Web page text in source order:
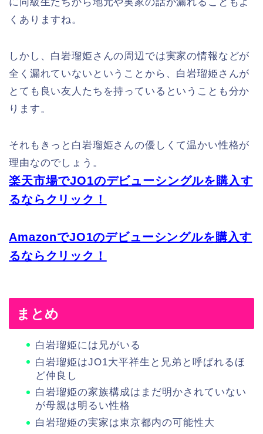
くありますね。
しかし、白岩瑠姫さんの周辺では実家の情報などが
全く漏れていないということから、白岩瑠姫さんが
とても良い友人たちを持っているということも分か
ります。
それもきっと白岩瑠姫さんの優しくて温かい性格が
理由なのでしょう。
楽天市場でJO1のデビューシングルを購入す
るならクリック！
AmazonでJO1のデビューシングルを購入す
るならクリック！
まとめ
白岩瑠姫には兄がいる
白岩瑠姫はJO1大平祥生と兄弟と呼ばれるほ
ど仲良し
白岩瑠姫の家族構成はまだ明かされていない
が母親は明るい性格
白岩瑠姫の実家は東京都内の可能性大